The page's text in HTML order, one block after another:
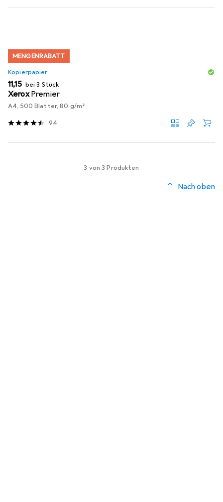
MENGENRABATT
Kopierpapier
EUR
11,15 bei 3 Stück
Xerox Premier
A4, 500 Blätter, 80 g/m²
94
3 von 3 Produkten
Nach oben